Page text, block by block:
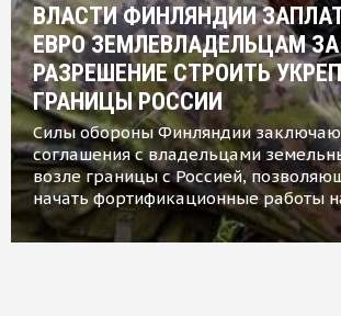
ВЛАСТИ ФИНЛЯНДИИ
ЕВРО ЗЕМЛЕВЛАДЕЛЬЦАМ ЗА
РАЗРЕШЕНИЕ СТРОИТЬ
ГРАНИЦЫ РОССИИ
Силы обороны Финляндии
соглашения с владельцами
возле границы с Россией,
начать фортификационные работы